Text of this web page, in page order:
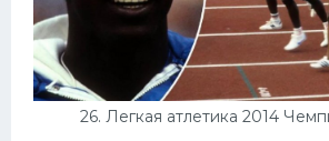
26. Легкая атлетика 2014